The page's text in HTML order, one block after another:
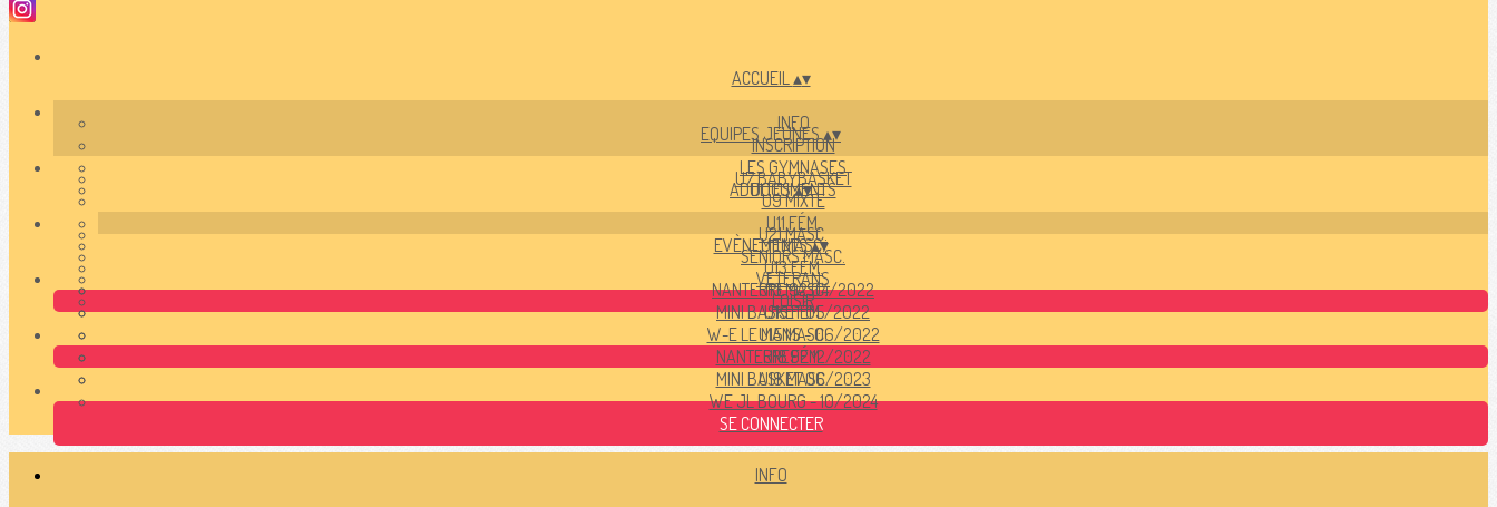
ACCUEIL▴▾
INFO
INSCRIPTION
LES GYMNASES
DOCUMENTS
EQUIPES JEUNES▴▾
U7 BABYBASKET
U9 MIXTE
U11 FÉM.
U11 MASC.
U13 FÉM.
U13 MASC.
U15 FÉM.
U15 MASC.
U18 FÉM.
U18 MASC.
ADULTES▴▾
U21 MASC.
SENIORS MASC.
VETERANS
LOISIR
EVÈNEMENTS▴▾
NANTERRE 92 04/2022
MINI BASKET 05/2022
W-E LE MANS - 06/2022
NANTERRE92 12/2022
MINI BASKET 06/2023
WE JL BOURG - 10/2024
SE CONNECTER
INFO